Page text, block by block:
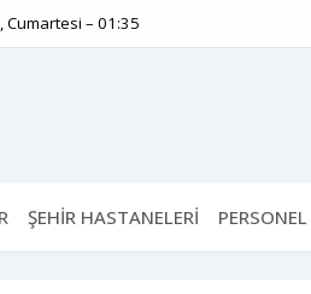
Cumartesi – 01:35
ŞEHİR HASTANELERİ PERSONEL